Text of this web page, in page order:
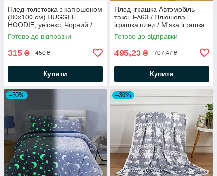
Плед-толстовка з капюшоном
(80х100 см) HUGGLE
HOODIE, унісекс, Чорний /
Оверсайз худі з капюшоном і
рукавами
Готово до відправки
315 ₴ 450 ₴
Купити
Плед-іграшка Автомобіль
таксі, FA63 / Плюшева
іграшка плед / М'яка іграшка
з пледом
Готово до відправки
495,23 ₴ 707,47 ₴
Купити
–30% –30%